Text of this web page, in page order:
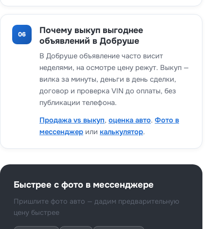
06
Почему выкуп выгоднее
объявлений в Добруше
В Добруше объявление часто висит
неделями, на осмотре цену режут. Выкуп —
вилка за минуты, деньги в день сделки,
договор и проверка VIN до оплаты, без
публикации телефона.
Продажа vs выкуп, оценка авто. Фото в
мессенджер или калькулятор.
Быстрее с фото в мессенджере
Пришлите фото авто — дадим предварительную
цену быстрее